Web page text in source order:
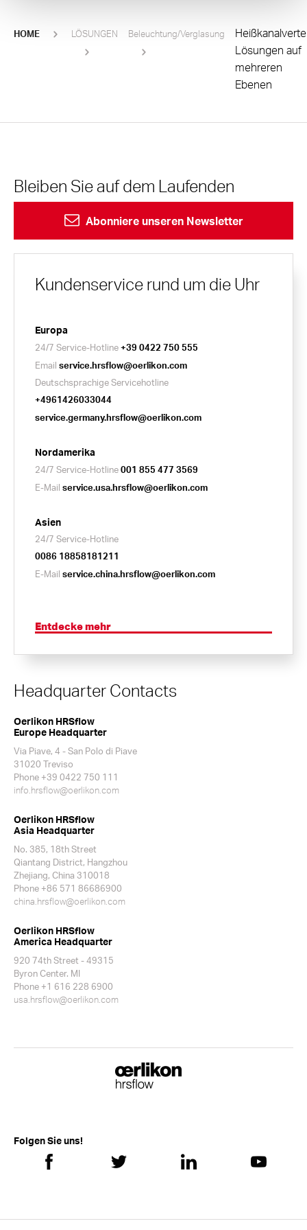
HOME LÖSUNGEN Beleuchtung/Verglasung
Lösungen auf
mehreren
Ebenen
Bleiben Sie auf dem Laufenden
Abonniere unseren Newsletter
Kundenservice rund um die Uhr
Europa
24/7 Service-Hotline+39 0422 750 555
Email service.hrsflow@oerlikon.com
Deutschsprachige Servicehotline
+4961426033044
service.germany.hrsflow@oerlikon.com
Nordamerika
24/7 Service-Hotline001 855 477 3569
E-Mail service.usa.hrsflow@oerlikon.com
Asien
24/7 Service-Hotline
0086 18858181211
E-Mail service.china.hrsflow@oerlikon.com
Entdecke mehr
Headquarter Contacts
Oerlikon HRSflow
Europe Headquarter
Via Piave, 4 - San Polo di Piave
31020 Treviso
Phone +39 0422 750 111
info.hrsflow@oerlikon.com
Oerlikon HRSflow
Asia Headquarter
No. 385, 18th Street
Qiantang District, Hangzhou
Zhejiang, China 310018
Phone +86 571 86686900
china.hrsflow@oerlikon.com
Oerlikon HRSflow
America Headquarter
920 74th Street - 49315
Byron Center. MI
Phone +1 616 228 6900
usa.hrsflow@oerlikon.com
Folgen Sie uns!